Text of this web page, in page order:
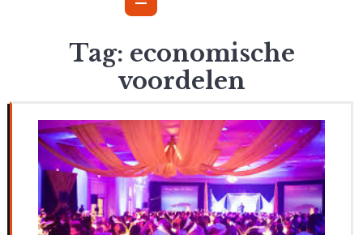
Tag: economische
voordelen